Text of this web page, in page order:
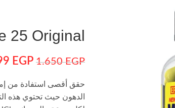
25 Original
1.650EGP
EGP